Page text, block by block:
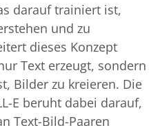
darauf trainiert ist,
und zu
dieses Konzept
Text erzeugt, sondern
Bilder zu kreieren. Die
E beruht dabei darauf,
Text-Bild-Paaren